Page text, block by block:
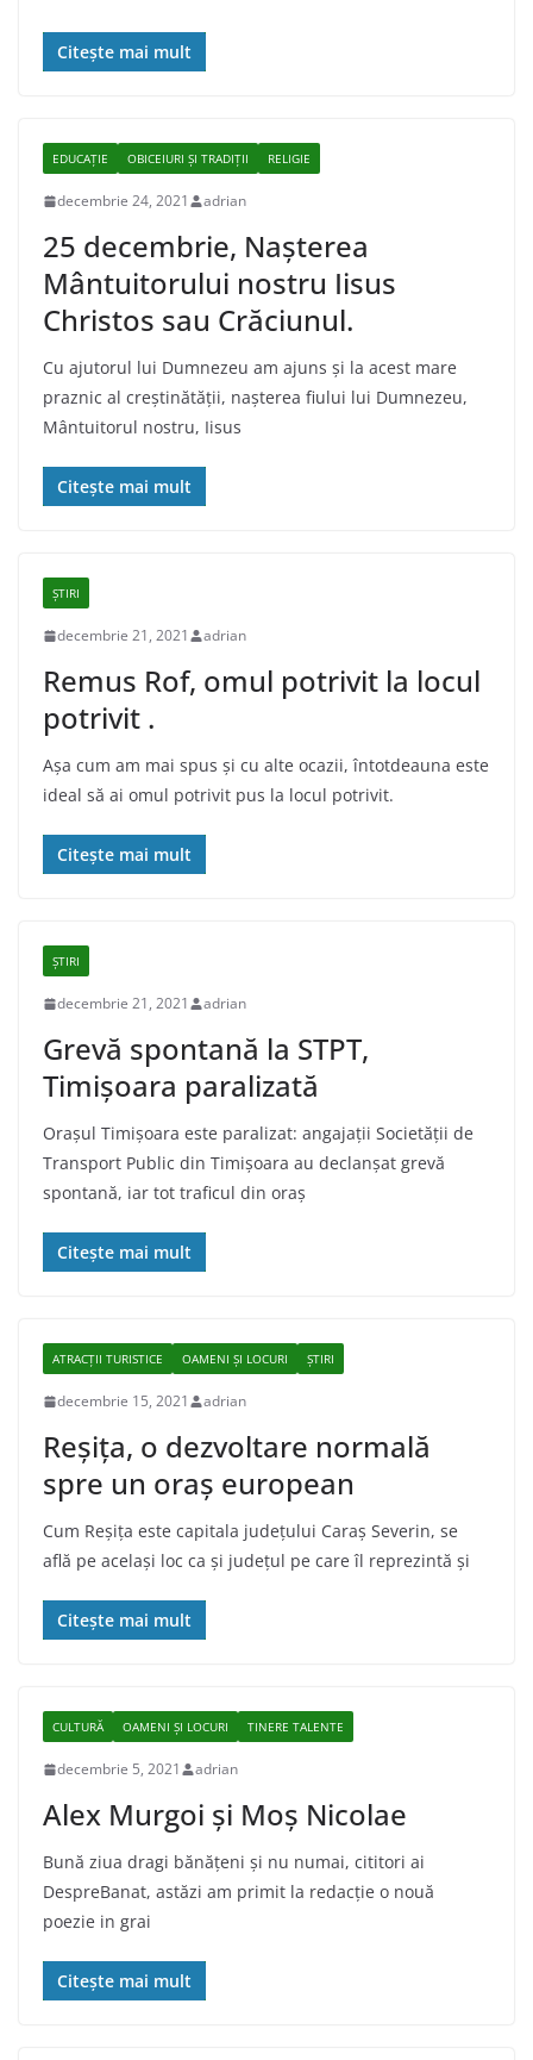
Citește mai mult
EDUCAȚIE OBICEIURI ȘI TRADIȚII RELIGIE
decembrie 24, 2021 adrian
25 decembrie, Nașterea
Mântuitorului nostru Iisus
Christos sau Crăciunul.
Cu ajutorul lui Dumnezeu am ajuns și la acest mare
praznic al creștinătății, nașterea fiului lui Dumnezeu,
Mântuitorul nostru, Iisus
Citește mai mult
ȘTIRI
decembrie 21, 2021 adrian
Remus Rof, omul potrivit la locul
potrivit .
Așa cum am mai spus și cu alte ocazii, întotdeauna este
ideal să ai omul potrivit pus la locul potrivit.
Citește mai mult
ȘTIRI
decembrie 21, 2021 adrian
Grevă spontană la STPT,
Timișoara paralizată
Orașul Timișoara este paralizat: angajații Societății de
Transport Public din Timișoara au declanșat grevă
spontană, iar tot traficul din oraș
Citește mai mult
ATRACȚII TURISTICE OAMENI ȘI LOCURI ȘTIRI
decembrie 15, 2021 adrian
Reșița, o dezvoltare normală
spre un oraș european
Cum Reșița este capitala județului Caraș Severin, se
află pe același loc ca și județul pe care îl reprezintă și
Citește mai mult
CULTURĂ OAMENI ȘI LOCURI TINERE TALENTE
decembrie 5, 2021 adrian
Alex Murgoi și Moș Nicolae
Bună ziua dragi bănățeni și nu numai, cititori ai
DespreBanat, astăzi am primit la redacție o nouă
poezie in grai
Citește mai mult